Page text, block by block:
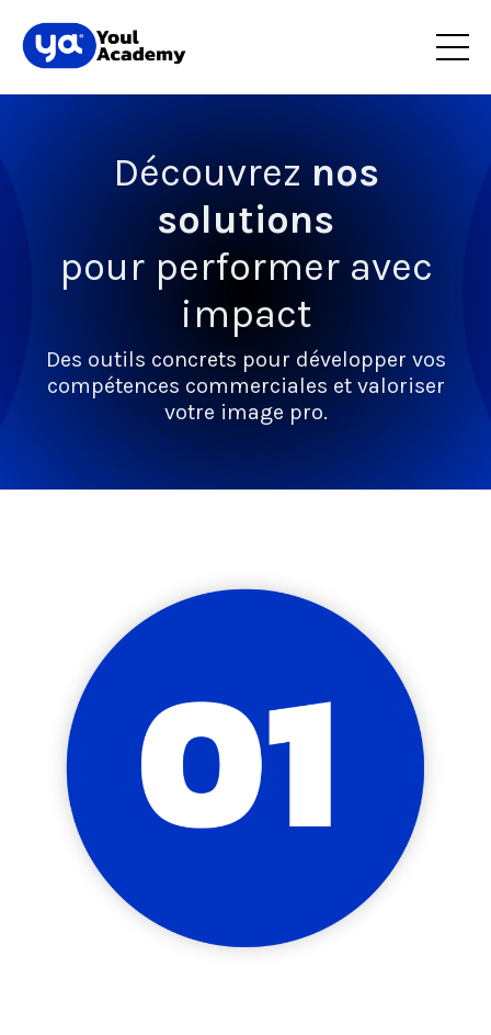
Découvrez nos
solutions
pour performer avec
impact
Des outils concrets pour développer vos
compétences commerciales et valoriser
votre image pro.